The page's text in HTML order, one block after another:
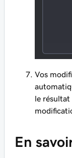
Vos
le résultat
En